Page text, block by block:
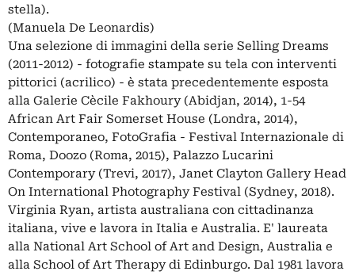
stella).
(Manuela De Leonardis)
Una selezione di immagini della serie Selling Dreams
(2011-2012) - fotografie stampate su tela con interventi
pittorici (acrilico) - è stata precedentemente esposta
alla Galerie Cècile Fakhoury (Abidjan, 2014), 1-54
African Art Fair Somerset House (Londra, 2014),
Contemporaneo, FotoGrafia - Festival Internazionale di
Roma, Doozo (Roma, 2015), Palazzo Lucarini
Contemporary (Trevi, 2017), Janet Clayton Gallery Head
On International Photography Festival (Sydney, 2018).
Virginia Ryan, artista australiana con cittadinanza
italiana, vive e lavora in Italia e Australia. E' laureata
alla National Art School of Art and Design, Australia e
alla School of Art Therapy di Edinburgo. Dal 1981 lavora